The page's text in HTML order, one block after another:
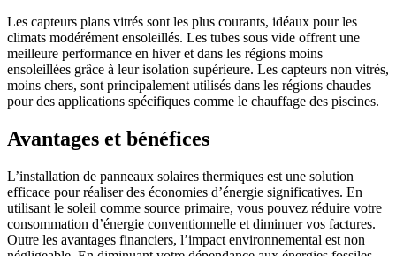
Les capteurs plans vitrés sont les plus courants, idéaux pour les
climats modérément ensoleillés. Les tubes sous vide offrent une
meilleure performance en hiver et dans les régions moins
ensoleillées grâce à leur isolation supérieure. Les capteurs non vitrés,
moins chers, sont principalement utilisés dans les régions chaudes
pour des applications spécifiques comme le chauffage des piscines.
Avantages et bénéfices
L’installation de panneaux solaires thermiques est une solution
efficace pour réaliser des économies d’énergie significatives. En
utilisant le soleil comme source primaire, vous pouvez réduire votre
consommation d’énergie conventionnelle et diminuer vos factures.
Outre les avantages financiers, l’impact environnemental est non